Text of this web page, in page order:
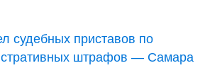
судебных приставов по
штрафов — Самара